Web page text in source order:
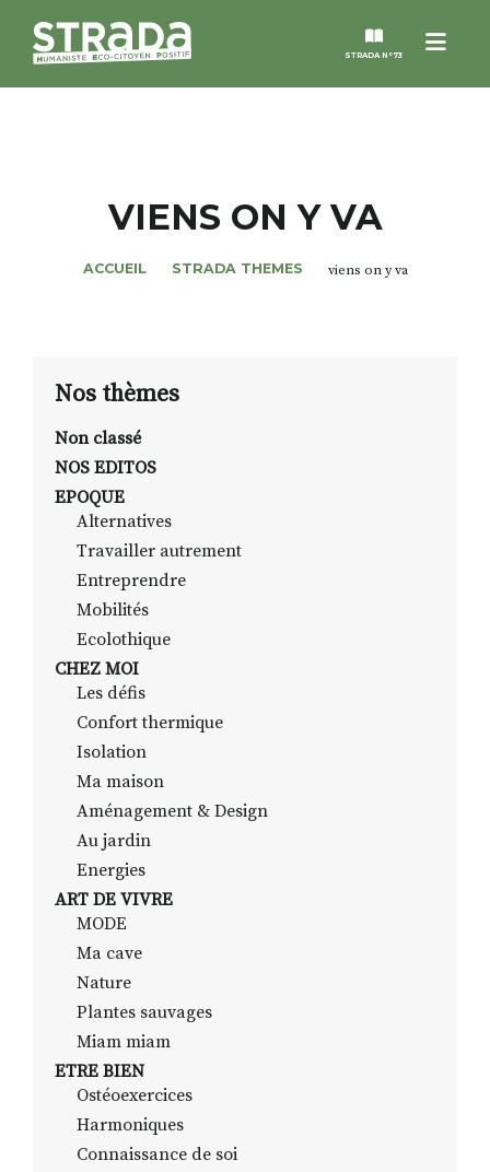
Menu
STRADA N°73
MAGAZINES
NOS THÈMES
ALTER STRADA
ROSÉE DE MAI
RECHERCHER
VIENS ON Y VA
ACCUEIL STRADA THEMES viens on y va
Nos thèmes
Non classé
NOS EDITOS
EPOQUE
Alternatives
Travailler autrement
Entreprendre
Mobilités
Ecolothique
CHEZ MOI
Les défis
Confort thermique
Isolation
Ma maison
Aménagement & Design
Au jardin
Energies
ART DE VIVRE
MODE
Ma cave
Nature
Plantes sauvages
Miam miam
ETRE BIEN
Ostéoexercices
Harmoniques
Connaissance de soi